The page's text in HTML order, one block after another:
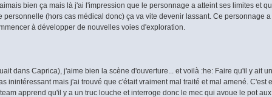
bien ça mais là j'ai l'impression que le personnage a atteint ses limites et
(hors cas médical donc) ça va vite devenir lassant. Ce personnage a
à développer de nouvelles voies d'exploration.
dans Caprica), j'aime bien la scène d'ouverture... et voilà :he: Faire qu'il y ait un
inintéressant mais j'ai trouvé que c'était vraiment mal traité et mal amené. C'est
apprend qu'il y a un truc louche et interroge donc le mec qui avoue le pot aux